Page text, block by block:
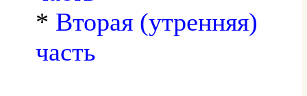
* Вторая (утренняя)
часть